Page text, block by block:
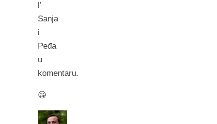
l’
Sanja
i
Peđa
u
komentaru.
😀